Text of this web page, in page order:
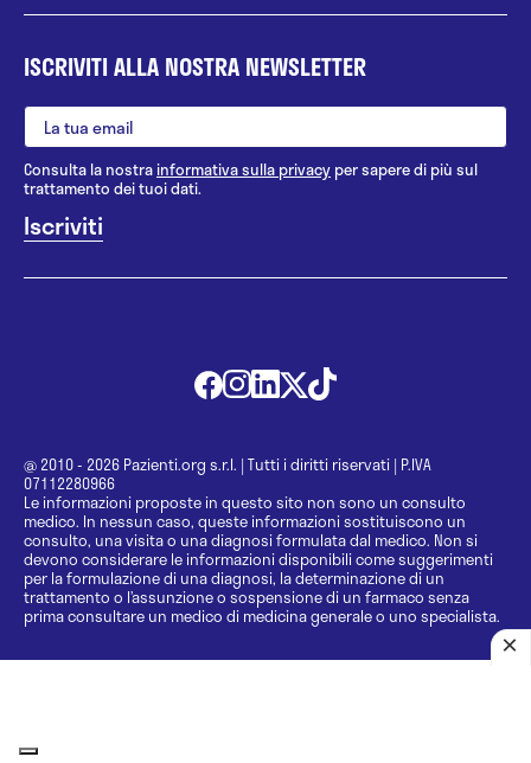
ISCRIVITI ALLA NOSTRA NEWSLETTER
Consulta la nostrainformativa sulla privacy per sapere di più sul
trattamento dei tuoi dati.
@ 2010 - 2026 Pazienti.org s.r.l. | Tutti i diritti riservati | P.IVA
07112280966
Le informazioni proposte in questo sito non sono un consulto
medico. In nessun caso, queste informazioni sostituiscono un
consulto, una visita o una diagnosi formulata dal medico. Non si
devono considerare le informazioni disponibili come suggerimenti
per la formulazione di una diagnosi, la determinazione di un
trattamento o l’assunzione o sospensione di un farmaco senza
prima consultare un medico di medicina generale o uno specialista.